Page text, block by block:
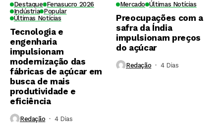
Destaque Fenasucro 2026
Indústria Popular
Últimas Notícias
Tecnologia e
engenharia
impulsionam
modernização das
fábricas de açúcar em
busca de mais
produtividade e
eficiência
Redação 4 Dias ⁮
Mercado Últimas Notícias
Preocupações com a
safra da Índia
impulsionam preços
do açúcar
Redação 4 Dias ⁮